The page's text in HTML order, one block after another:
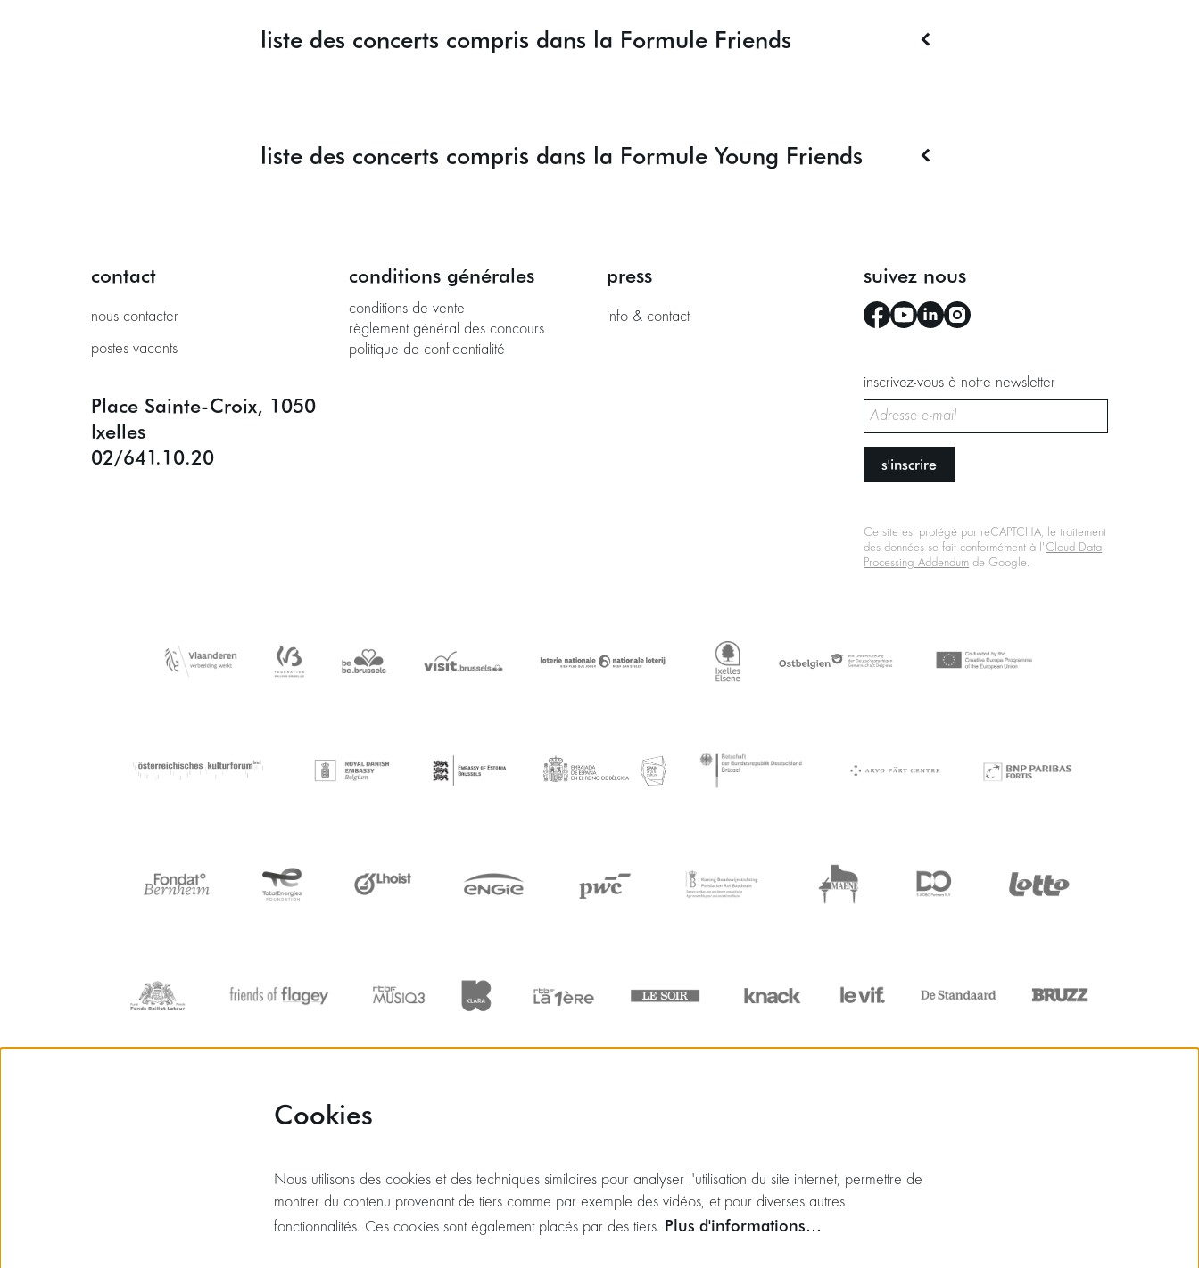
liste des concerts compris dans la Formule Friends
liste des concerts compris dans la Formule Young Friends
contact
nous contacter
postes vacants
Place Sainte-Croix, 1050
Ixelles
02/641.10.20
conditions générales
conditions de vente
règlement général des concours
politique de confidentialité
press
info & contact
suivez nous
inscrivez-vous à notre newsletter
s'inscrire
Ce site est protégé par reCAPTCHA, le traitement
des données se fait conformément à l' Cloud Data
Processing Addendum de Google.
Cookies
Nous utilisons des cookies et des techniques similaires pour analyser l'utilisation du site internet, permettre de
montrer du contenu provenant de tiers comme par exemple des vidéos, et pour diverses autres
fonctionnalités. Ces cookies sont également placés par des tiers. Plus d'informations…